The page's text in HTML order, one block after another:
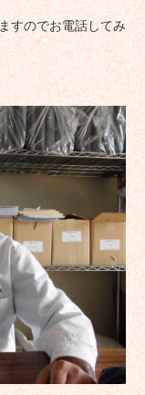
すのでお電話してみ